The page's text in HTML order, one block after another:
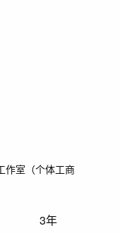
作室（个体工商
3年